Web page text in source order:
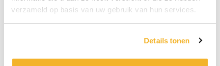
verzameld op basis van uw gebruik van hun services.
Details tonen